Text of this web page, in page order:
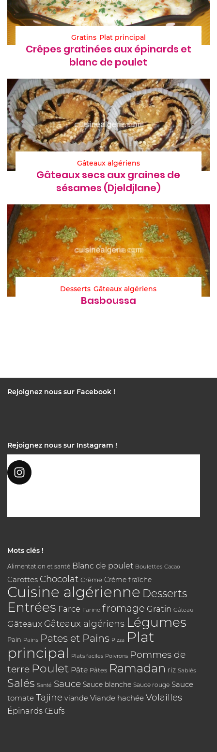
Gratins Plat principal
Crêpes gratinées aux épinards et
blanc de poulet
Gâteaux algériens
Gâteaux secs aux graines de
sésames (Djeldjlane)
Desserts Gâteaux algériens
Basboussa
Rejoignez nous sur Facebook !
Rejoignez nous sur Instagram !
Mots clés !
Alimentation et santé Blanc de poulet Boulettes Cacao
Carottes Chocolat Crème Crème fraîche
Cuisine algérienne Desserts
Entrées Farce Farine fromage Gratin Gâteau
Gâteaux Gâteaux algériens Légumes
Pain Pains Pates et Pains Pizza Plat
principal Plats faciles Poivrons Pommes de
terre Poulet Pâte Pâtes Ramadan riz Sablés
Salés Santé Sauce Sauce blanche Sauce rouge Sauce
tomate Tajine viande Viande hachée Volailles
Épinards Œufs